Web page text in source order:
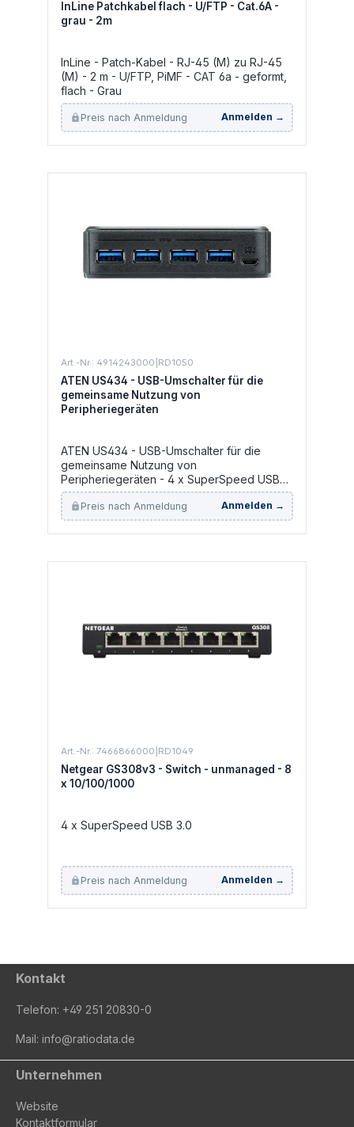
InLine Patchkabel flach - U/FTP - Cat.6A -
grau - 2m
InLine - Patch-Kabel - RJ-45 (M) zu RJ-45
(M) - 2 m - U/FTP, PiMF - CAT 6a - geformt,
flach - Grau
Preis nach Anmeldung Anmelden →
Art.-Nr.: 4914243000|RD1050
ATEN US434 - USB-Umschalter für die
gemeinsame Nutzung von
Peripheriegeräten
ATEN US434 - USB-Umschalter für die
gemeinsame Nutzung von
Peripheriegeräten - 4 x SuperSpeed USB
3.0 - Desktop
Preis nach Anmeldung Anmelden →
Art.-Nr.: 7466866000|RD1049
Netgear GS308v3 - Switch - unmanaged - 8
x 10/100/1000
4 x SuperSpeed USB 3.0
Preis nach Anmeldung Anmelden →
Kontakt
Telefon: +49 251 20830-0
Mail: info@ratiodata.de
Unternehmen
Website
Kontaktformular